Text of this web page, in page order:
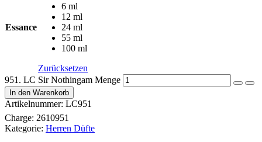
Essance
6 ml
12 ml
24 ml
55 ml
100 ml
Zurücksetzen
951. LC Sir Nothingam Menge
In den Warenkorb
Artikelnummer: LC951
Charge: 2610951
Kategorie: Herren Düfte